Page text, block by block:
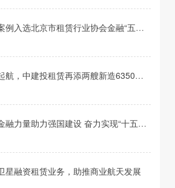
北京市租赁行业协会金融“五篇大文章”典型案例
中建投租赁再添两艘新造63500 吨散货船
量助力强国建设 奋力实现“十五五”良好开局
星融资租赁业务，助推商业航天发展